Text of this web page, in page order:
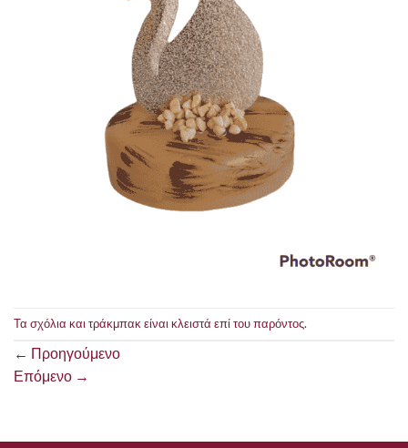
Τα σχόλια και τράκμπακ είναι κλειστά επί του παρόντος.
← Προηγούμενο
Επόμενο →